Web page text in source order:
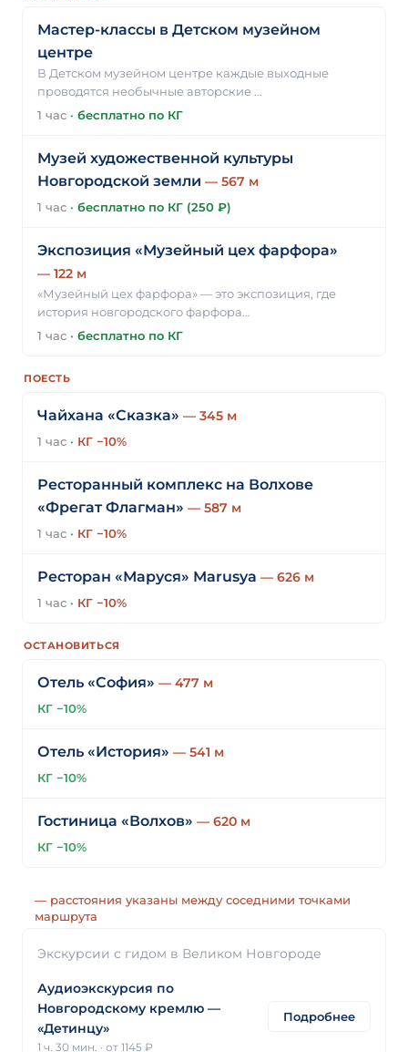
Мастер-классы в Детском музейном
центре
В Детском музейном центре каждые выходные
проводятся необычные авторские …
1 час · бесплатно по КГ
Музей художественной культуры
Новгородской земли — 567 м
1 час · бесплатно по КГ (250 ₽)
Экспозиция «Музейный цех фарфора»
— 122 м
«Музейный цех фарфора» — это экспозиция, где
история новгородского фарфора…
1 час · бесплатно по КГ
ПОЕСТЬ
Чайхана «Сказка» — 345 м
1 час · КГ −10%
Ресторанный комплекс на Волхове
«Фрегат Флагман» — 587 м
1 час · КГ −10%
Ресторан «Маруся» Marusya — 626 м
1 час · КГ −10%
ОСТАНОВИТЬСЯ
Отель «София» — 477 м
КГ −10%
Отель «История» — 541 м
КГ −10%
Гостиница «Волхов» — 620 м
КГ −10%
— расстояния указаны между соседними точками
маршрута
Экскурсии с гидом в Великом Новгороде
Аудиоэкскурсия по
Новгородскому кремлю —
«Детинцу»
1 ч. 30 мин. · от 1145 ₽
Подробнее